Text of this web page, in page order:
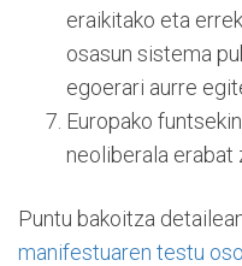
eraikitako eta
osasun sistema
egoerari aurre
Europako
neoliberala erabat
Puntu bakoitza
manifestuaren testu